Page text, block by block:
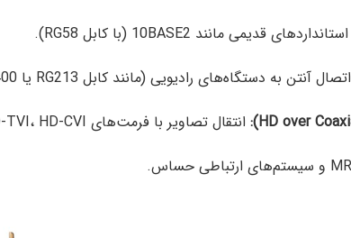
استانداردهای قدیمی مانند 10BASE2 (با کابل RG58).
اتصال آنتن به دستگاه‌های رادیویی (مانند کابل RG213 یا LMR400).
انتقال تصاویر با فرمت‌های CVBS، HD-TVI، HD-CVI.